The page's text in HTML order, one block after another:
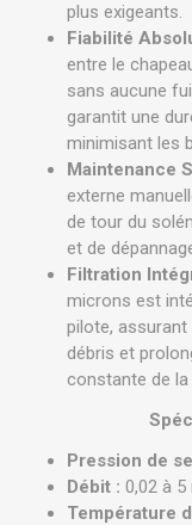
plus exigeants.
Fiabilité
entre le
sans aucune
garantit une
minimisant les
Maintenance
externe
de tour du
et de
Filtration
microns est
pilote,
débris et
constante de la
Pression de
Débit : 0,02 à 5
Température